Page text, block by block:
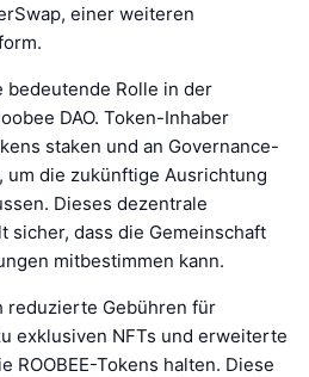
einer weiteren
bedeutende Rolle in der
DAO. Token-Inhaber
staken und an Governance-
um die zukünftige Ausrichtung
Dieses dezentrale
sicher, dass die Gemeinschaft
mitbestimmen kann.
reduzierte Gebühren für
exklusiven NFTs und erweiterte
ROOBEE-Tokens halten. Diese